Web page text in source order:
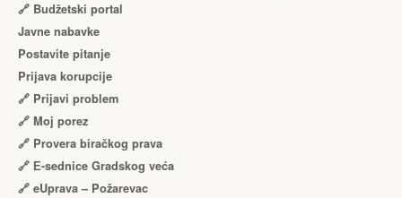
🔗 Budžetski portal
Javne nabavke
Postavite pitanje
Prijava korupcije
🔗 Prijavi problem
🔗 Moj porez
🔗 Provera biračkog prava
🔗 Е-sednice Gradskog veća
🔗 eUprava – Požarevac